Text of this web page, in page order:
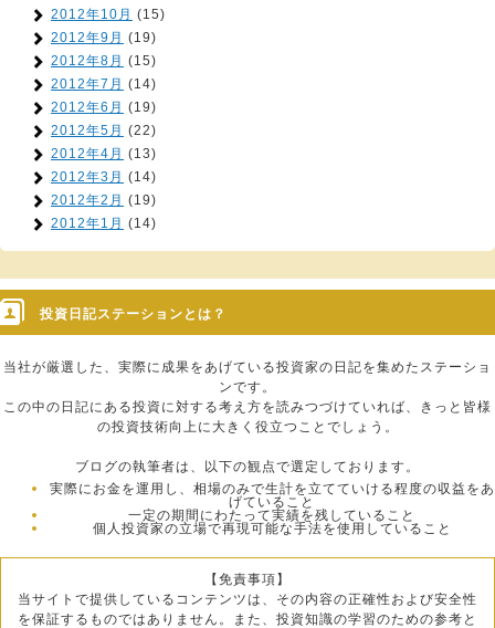
2012年10月 (15)
2012年9月 (19)
2012年8月 (15)
2012年7月 (14)
2012年6月 (19)
2012年5月 (22)
2012年4月 (13)
2012年3月 (14)
2012年2月 (19)
2012年1月 (14)
投資日記ステーションとは？
当社が厳選した、実際に成果をあげている投資家の日記を集めたステーショ
ンです。
この中の日記にある投資に対する考え方を読みつづけていれば、きっと皆様
の投資技術向上に大きく役立つことでしょう。
ブログの執筆者は、以下の観点で選定しております。
実際にお金を運用し、相場のみで生計を立てていける程度の収益をあ
げていること
一定の期間にわたって実績を残していること
個人投資家の立場で再現可能な手法を使用していること
【免責事項】
当サイトで提供しているコンテンツは、その内容の正確性および安全性
を保証するものではありません。また、投資知識の学習のための参考と